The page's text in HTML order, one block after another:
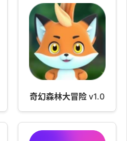
(Демо)奇幻森林大冒险 v1.0